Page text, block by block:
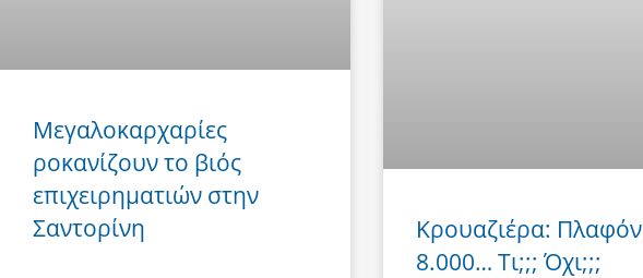
Μεγαλοκαρχαρίες
ροκανίζουν το βιός
επιχειρηματιών στην
Σαντορίνη
Κρουαζιέρα: Πλαφόν
8.000… Τι;;; Όχι;;;